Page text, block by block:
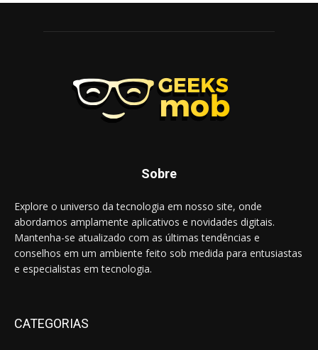
Sobre
Explore o universo da tecnologia em nosso site, onde
abordamos amplamente aplicativos e novidades digitais.
Mantenha-se atualizado com as últimas tendências e
conselhos em um ambiente feito sob medida para entusiastas
e especialistas em tecnologia.
CATEGORIAS